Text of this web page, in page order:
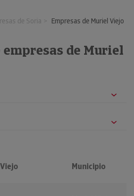
de Soria Empresas de Muriel Viejo
de Muriel
Municipio